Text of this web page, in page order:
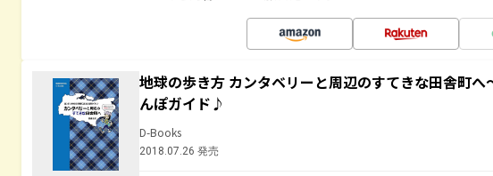
地球の歩き方 カンタベリーと周辺のすてきな田舎町
んぽガイド♪
D-Books
2018.07.26 発売